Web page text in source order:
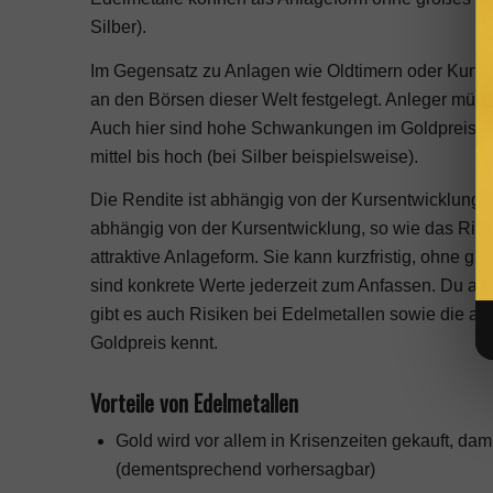
Silber).
Im Gegensatz zu Anlagen wie Oldtimern oder
an den Börsen dieser Welt festgelegt. Anleger
Auch hier sind hohe Schwankungen im Goldpreis
mittel bis hoch (bei Silber beispielsweise).
Die Rendite ist abhängig von der
abhängig von der Kursentwicklung, so wie das
attraktive Anlageform. Sie kann kurzfristig, ohne
sind konkrete Werte jederzeit zum Anfassen. Du
gibt es auch Risiken bei Edelmetallen sowie die
Goldpreis kennt.
Vorteile von Edelmetallen
Gold wird vor allem in Krisenzeiten gekauft,
(dementsprechend vorhersagbar)